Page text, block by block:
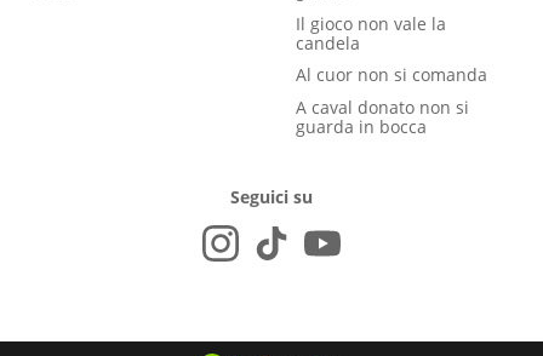
Il gioco non vale la
candela
Al cuor non si comanda
A caval donato non si
guarda in bocca
Seguici su